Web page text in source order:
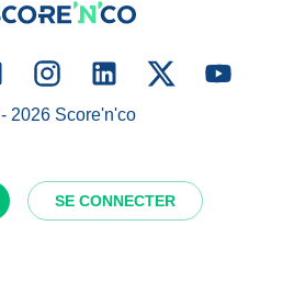
SE CONNECTER
2026Score'n'co